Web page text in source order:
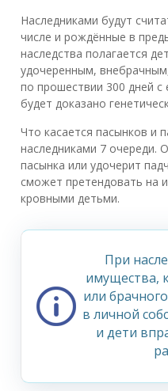
Наследниками будут
числе и рождённые в
наследства полагается
удочеренным,
по прошествии 300 дней с
будет доказано
Что касается пасынков и
наследниками 7 очереди.
пасынка или удочерит
сможет претендовать на
кровными детьми.
При
имущества,
или
в личной
и дети